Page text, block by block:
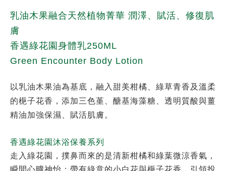
乳油木果融合天然植物菁華 潤澤、賦活、修復肌
膚
香遇綠花園身體乳250ML
Green Encounter Body Lotion
以乳油木果油為基底，融入甜美柑橘、綠草青香及溫柔
的梔子花香，添加三色堇、醣基海藻糖、透明質酸與薑
精油加強保濕、賦活肌膚。
香遇綠花園沐浴保養系列
走入綠花園，撲鼻而來的是清新柑橘和綠葉微涼香氣，
瞬間心曠神怡；帶有綠意的小白花與梔子花香，引領投